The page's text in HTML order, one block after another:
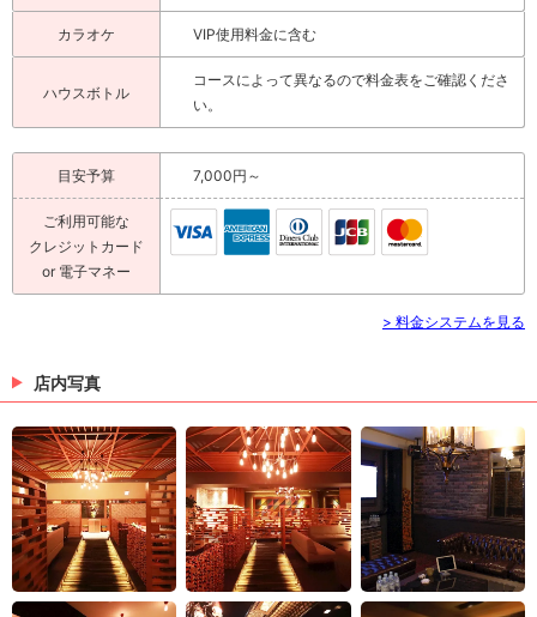
カラオケ VIP使用料金に含む
ハウスボトル
コースによって異なるので料金表をご確認くださ
い。
目安予算 7,000円～
ご利用可能な
クレジットカード
or 電子マネー
> 料金システムを見る
店内写真